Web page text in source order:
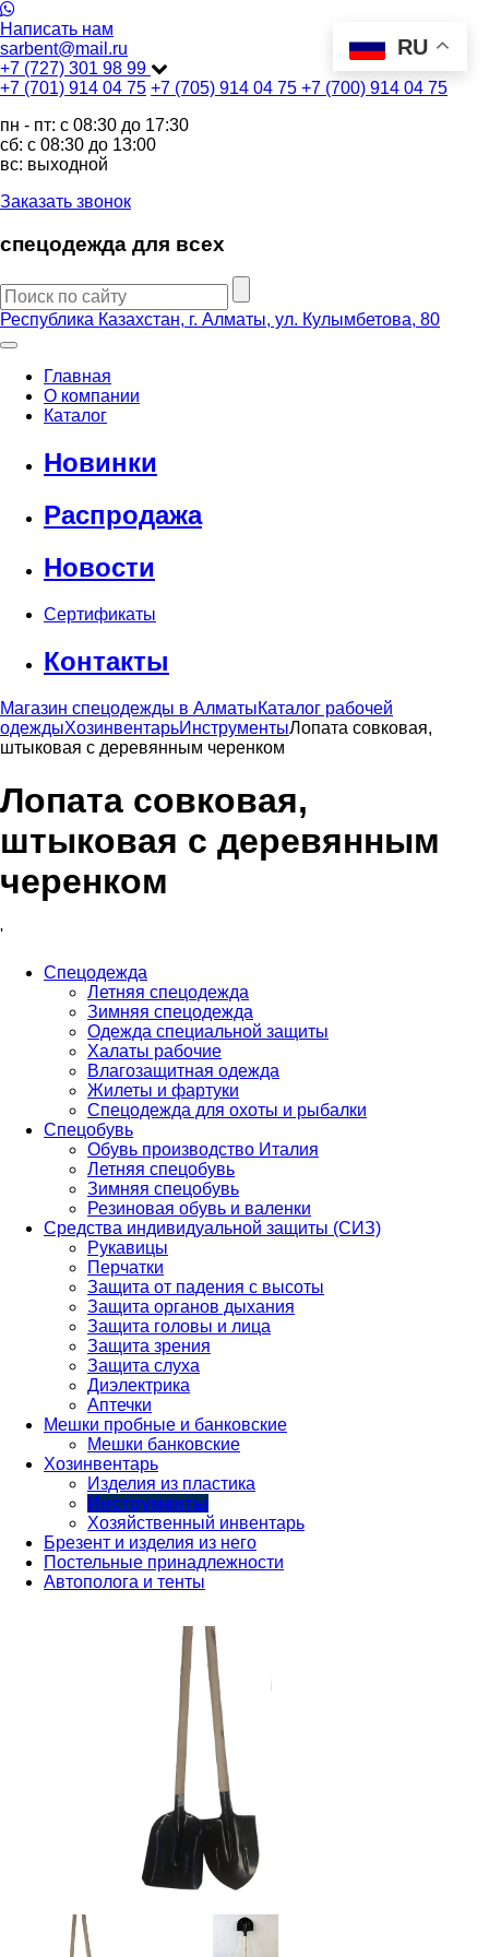
Написать нам
sarbent@mail.ru
+7 (727) 301 98 99
+7 (701) 914 04 75 +7 (705) 914 04 75 +7 (700) 914 04 75
пн - пт: c 08:30 до 17:30
сб: c 08:30 до 13:00
вс: выходной
Заказать звонок
спецодежда для всех
Республика Казахстан, г. Алматы, ул. Кулымбетова, 80
Главная
О компании
Каталог
Новинки
Распродажа
Новости
Сертификаты
Контакты
Магазин спецодежды в АлматыКаталог рабочей
одеждыХозинвентарьИнструментыЛопата совковая,
штыковая с деревянным черенком
Лопата совковая,
штыковая с деревянным
черенком
'
Спецодежда
Летняя спецодежда
Зимняя спецодежда
Одежда специальной защиты
Халаты рабочие
Влагозащитная одежда
Жилеты и фартуки
Спецодежда для охоты и рыбалки
Спецобувь
Обувь производство Италия
Летняя спецобувь
Зимняя спецобувь
Резиновая обувь и валенки
Средства индивидуальной защиты (СИЗ)
Рукавицы
Перчатки
Защита от падения с высоты
Защита органов дыхания
Защита головы и лица
Защита зрения
Защита слуха
Диэлектрика
Аптечки
Мешки пробные и банковские
Мешки банковские
Хозинвентарь
Изделия из пластика
Инструменты
Хозяйственный инвентарь
Брезент и изделия из него
Постельные принадлежности
Автополога и тенты
RU